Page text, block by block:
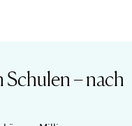
– nach